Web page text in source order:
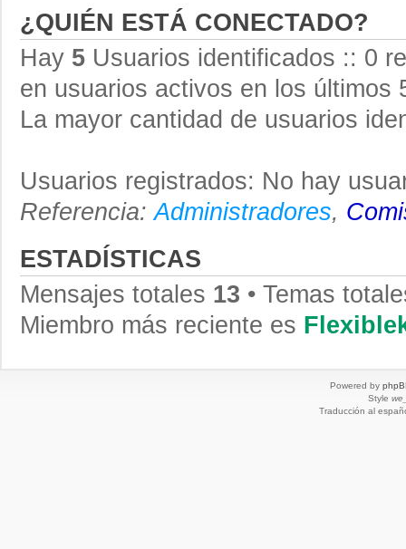
¿QUIÉN ESTÁ CONECTADO?
Hay 5 Usuarios identificados :: 0
en usuarios activos en los últimos
La mayor cantidad de usuarios
Usuarios registrados: No hay
Referencia:Administradores,
ESTADÍSTICAS
Mensajes totales 13 • Temas
Miembro más reciente es
Powered by
Style
Traducción al